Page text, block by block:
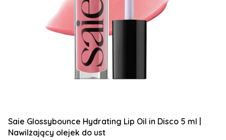
Saie Glossybounce Hydrating Lip Oil in Disco 5 ml |
Nawilżający olejek do ust